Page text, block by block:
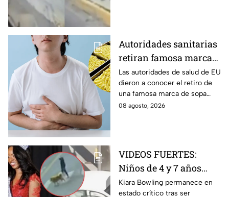
Autoridades sanitarias
retiran famosa marca
de sopa INSTANTÁNEA
por peligroso
ingrediente
Las autoridades de salud de EU
dieron a conocer el retiro de
una famosa marca de sopa
instantánea japonesa por
08 agosto, 2026
VIDEOS FUERTES:
Niños de 4 y 7 años
toman un auto a
Kiara Bowling permanece en
estado crítico tras ser